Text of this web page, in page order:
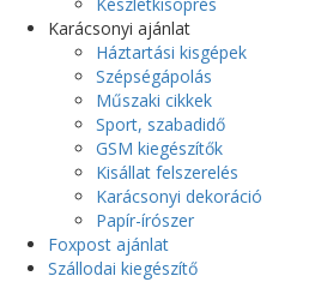
Karácsonyi ajánlat
Háztartási kisgépek
Szépségápolás
Műszaki cikkek
Sport, szabadidő
GSM kiegészítők
Kisállat felszerelés
Karácsonyi dekoráció
Papír-írószer
Foxpost ajánlat
Szállodai kiegészítő